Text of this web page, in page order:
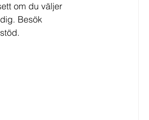
om du väljer
Besök